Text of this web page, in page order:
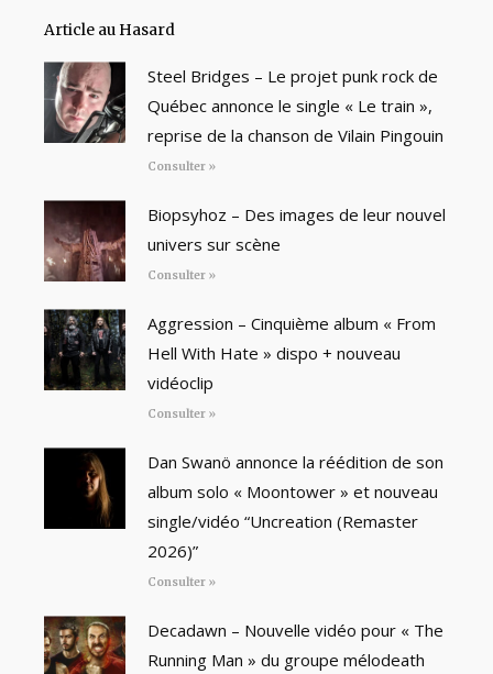
Article au Hasard
Steel Bridges – Le projet punk rock de
Québec annonce le single « Le train »,
reprise de la chanson de Vilain Pingouin
Consulter »
Biopsyhoz – Des images de leur nouvel
univers sur scène
Consulter »
Aggression – Cinquième album « From
Hell With Hate » dispo + nouveau
vidéoclip
Consulter »
Dan Swanö annonce la réédition de son
album solo « Moontower » et nouveau
single/vidéo “Uncreation (Remaster
2026)”
Consulter »
Decadawn – Nouvelle vidéo pour « The
Running Man » du groupe mélodeath